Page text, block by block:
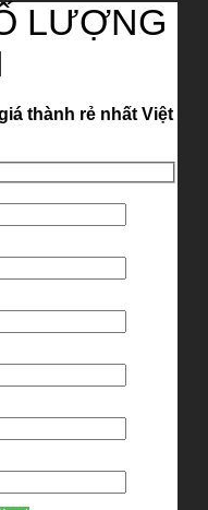
LƯỢNG
thành rẻ nhất Việt